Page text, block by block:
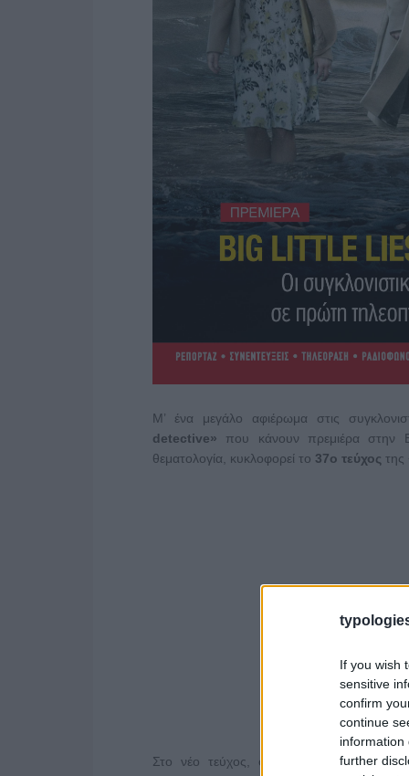
If you wish
sensitive
confirm
continue
information
further
Μ’ ένα μεγάλο αφιέρωμα στις
detective» που κάνουν πρεμιέρα στην
θεματολογία, κυκλοφορεί το 37ο τεύχος της
Στο νέο τεύχος, οι αναγνώστες έχουν